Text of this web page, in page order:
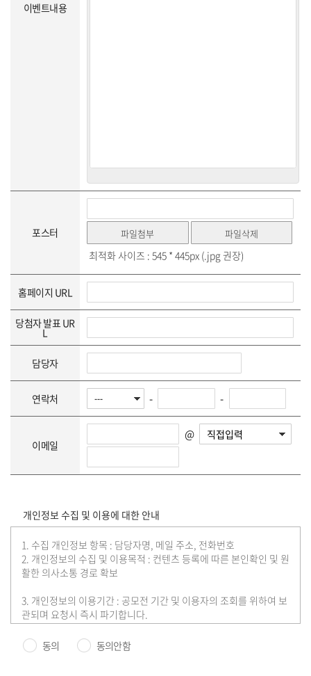
이벤트내용
포스터
최적화 사이즈 : 545 * 445px (.jpg 권장)
홈페이지 URL
당첨자 발표 UR
L
담당자
연락처 - -
이메일
@
개인정보 수집 및 이용에 대한 안내
1. 수집 개인정보 항목 : 담당자명, 메일 주소, 전화번호
2. 개인정보의 수집 및 이용목적 : 컨텐츠 등록에 따른 본인확인 및 원
활한 의사소통 경로 확보
3. 개인정보의 이용기간 : 공모전 기간 및 이용자의 조회를 위하여 보
관되며 요청시 즉시 파기합니다.
※ 공모전, 대외활동, 이벤트 등 등록은 무료이며 관리자 검수, 수정,
승인 후 등록됩니다.(내부 규정에 따라 등록되지 않을 수 있습니다.)
동의 동의안함